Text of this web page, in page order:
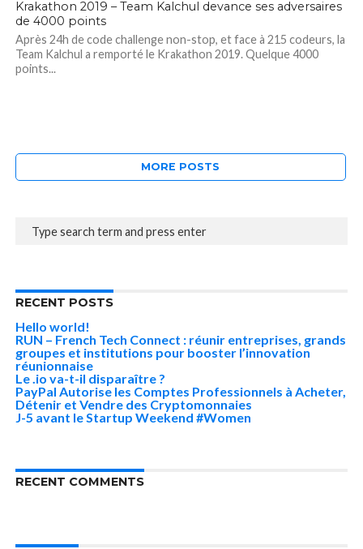
Krakathon 2019 – Team Kalchul devance ses adversaires
de 4000 points
Après 24h de code challenge non-stop, et face à 215 codeurs, la
Team Kalchul a remporté le Krakathon 2019. Quelque 4000
points...
MORE POSTS
RECENT POSTS
Hello world!
RUN – French Tech Connect : réunir entreprises, grands
groupes et institutions pour booster l’innovation
réunionnaise
Le .io va-t-il disparaître ?
PayPal Autorise les Comptes Professionnels à Acheter,
Détenir et Vendre des Cryptomonnaies
J-5 avant le Startup Weekend #Women
RECENT COMMENTS